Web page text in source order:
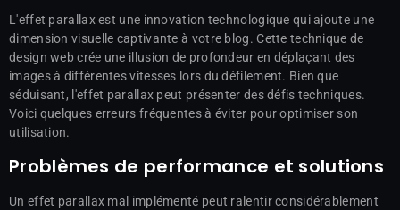
L'effet parallax est une innovation technologique qui ajoute une
dimension visuelle captivante à votre blog. Cette technique de
design web crée une illusion de profondeur en déplaçant des
images à différentes vitesses lors du défilement. Bien que
séduisant, l'effet parallax peut présenter des défis techniques.
Voici quelques erreurs fréquentes à éviter pour optimiser son
utilisation.
Problèmes de performance et solutions
Un effet parallax mal implémenté peut ralentir considérablement